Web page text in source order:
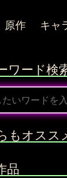
原作 キャ
ワード検
もオスス
品